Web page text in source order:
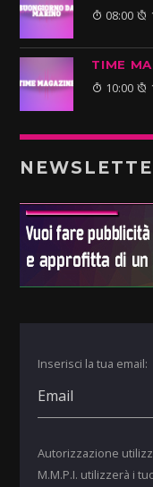
08:00
TIME
10:00
Inserisci la tua email:
Autorizzazione
M.M.P.I. utilizzerà i